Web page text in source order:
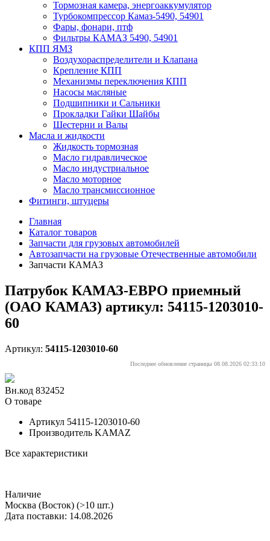
Тормозная камера, энергоаккумулятор
Турбокомпрессор Камаз-5490, 54901
Фары, фонари, птф
Фильтры КАМАЗ 5490, 54901
КПП ЯМЗ
Воздухораспределители и Клапана
Крепление КПП
Механизмы переключения КПП
Насосы масляные
Подшипники и Сальники
Прокладки Гайки Шайбы
Шестерни и Валы
Масла и жидкости
Жидкость тормозная
Масло гидравлическое
Масло индустриальное
Масло моторное
Масло трансмиссионное
Фитинги, штуцеры
Главная
Каталог товаров
Запчасти для грузовых автомобилей
Автозапчасти на грузовые Отечественные автомобили
Запчасти КАМАЗ
Патрубок КАМАЗ-ЕВРО приемный
(ОАО КАМАЗ) артикул: 54115-1203010-
60
Артикул: 54115-1203010-60
Последнее обновление страницы 08.08.2026 02:33:10
Вн.код 832452
О товаре
Артикул 54115-1203010-60
Производитель KAMAZ
Все характеристики
Наличие
Москва (Восток) (>10 шт.)
Дата поставки: 14.08.2026